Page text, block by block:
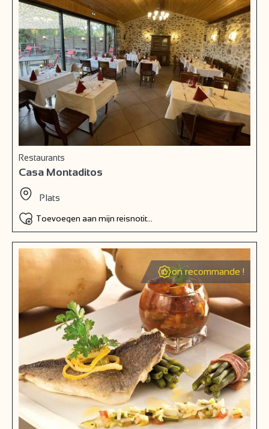
Restaurants
Casa Montaditos
Plats
Toevoegen aan mijn reisnotitieboek
on recommande !